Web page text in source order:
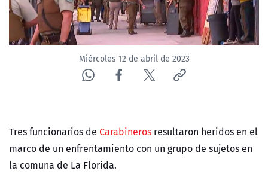
CORPORATIVO Y TRANSPARENCIA
CANAL DE DENUNCIAS
ÁREA DE PROYECTOS
Miércoles 12 de abril de 2023
Tres funcionarios de Carabineros resultaron heridos en el
marco de un enfrentamiento con un grupo de sujetos en
la comuna de La Florida.